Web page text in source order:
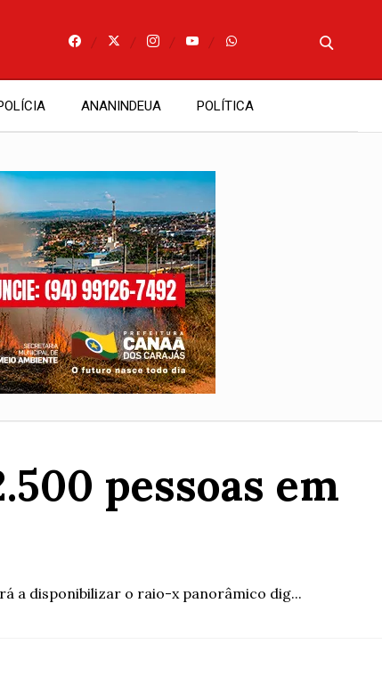
ANANINDEUA POLÍTICA
pessoas em
a disponibilizar o raio-x panorâmico dig...